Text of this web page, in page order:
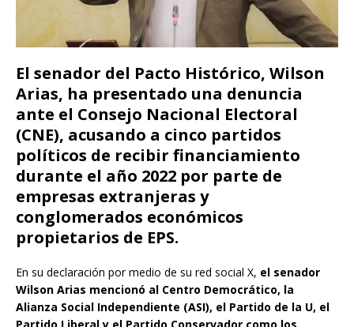
El senador del Pacto Histórico, Wilson
Arias, ha presentado una denuncia
ante el Consejo Nacional Electoral
(CNE), acusando a cinco partidos
políticos de recibir financiamiento
durante el año 2022 por parte de
empresas extranjeras y
conglomerados económicos
propietarios de EPS.
En su declaración por medio de su red social X, el senador
Wilson Arias mencionó al Centro Democrático, la
Alianza Social Independiente (ASI), el Partido de la U, el